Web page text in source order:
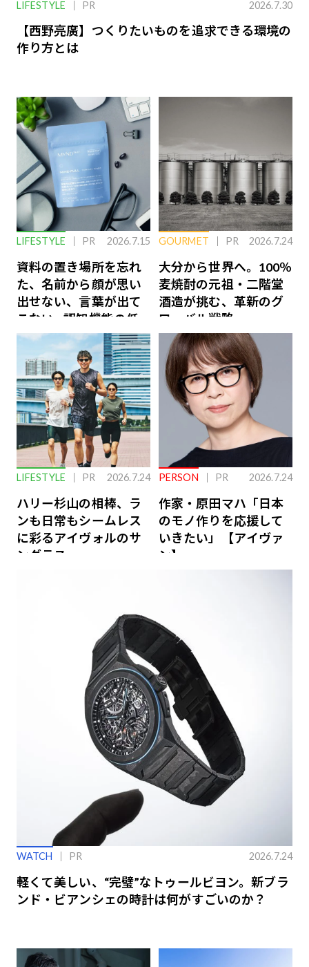
LIFESTYLE PR 2026.7.30
【西野亮廣】つくりたいものを追求できる環境の
作り方とは
LIFESTYLE PR 2026.7.15
資料の置き場所を忘れ
た、名前から顔が思い
出せない、言葉が出て
こない…認知機能の低
下を救う、脳のインナ
ーケアとは
GOURMET PR 2026.7.24
大分から世界へ。100％
麦焼酎の元祖・二階堂
酒造が挑む、革新のグ
ローバル戦略
LIFESTYLE PR 2026.7.24
ハリー杉山の相棒、ラ
ンも日常もシームレス
に彩るアイヴォルのサ
ングラス
PERSON PR 2026.7.24
作家・原田マハ「日本
のモノ作りを応援して
いきたい」【アイヴァ
ン】
WATCH PR 2026.7.24
軽くて美しい、“完璧”なトゥールビヨン。新ブラ
ンド・ビアンシェの時計は何がすごいのか？